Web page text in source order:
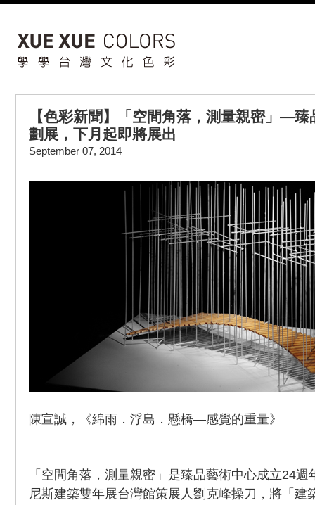
【色彩新聞】「空間角落，測量親密」—
劃展，下月起即將展出
September 07, 2014
陳宣誠，《綿雨．浮島．懸橋—感覺的重量》
「空間角落，測量親密」是臻品藝術中心成立24
尼斯建築雙年展台灣館策展人劉克峰操刀，將「建